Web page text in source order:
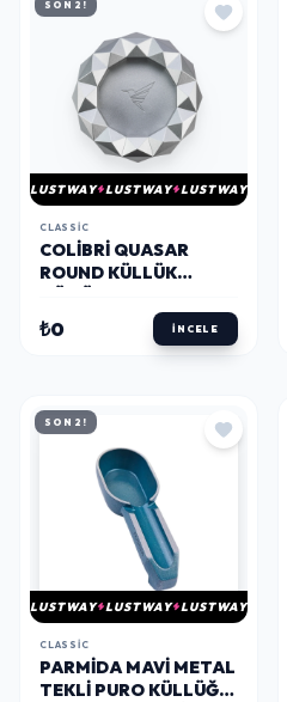
SON 2!
LUSTWAY LUSTWAY LUSTWAY
CLASSIC
COLIBRI QUASAR
ROUND KÜLLÜK
PARMIDA
₺0 İNCELE
SON 2!
LUSTWAY LUSTWAY LUSTWAY
CLASSIC
PARMIDA MAVI METAL
TEKLI PURO KÜLLÜĞÜ